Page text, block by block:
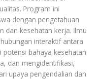
Program ini
dengan pengetahuan
dan kesehatan kerja. Ilmu
interaktif antara
bahaya kesehatan
dan mengidentifikasi,
upaya pengendalian dan